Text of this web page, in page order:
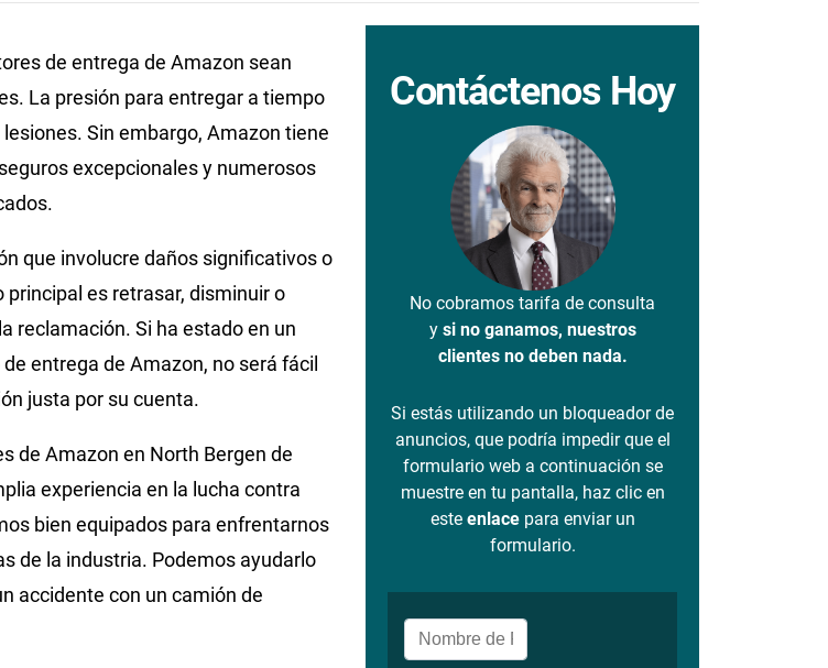
de entrega de Amazon sean
La presión para entregar a tiempo
Sin embargo, Amazon tiene
excepcionales y numerosos
que involucre daños significativos o
es retrasar, disminuir o
reclamación. Si ha estado en un
entrega de Amazon, no será fácil
justa por su cuenta.
de Amazon en North Bergen de
experiencia en la lucha contra
bien equipados para enfrentarnos
de la industria. Podemos ayudarlo
accidente con un camión de
Contáctenos Hoy
No cobramos tarifa de consulta
y si no ganamos, nuestros
clientes no deben nada.
Si estás utilizando un bloqueador de
anuncios, que podría impedir que el
formulario web a continuación se
muestre en tu pantalla, haz clic en
este enlacepara enviar un
formulario.